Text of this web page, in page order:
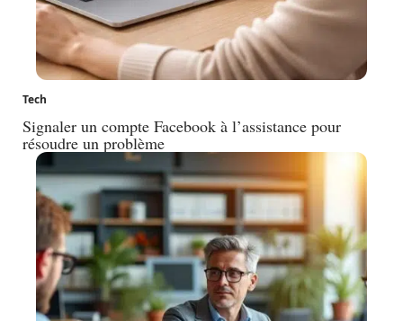
Tech
Signaler un compte Facebook à l’assistance pour
résoudre un problème